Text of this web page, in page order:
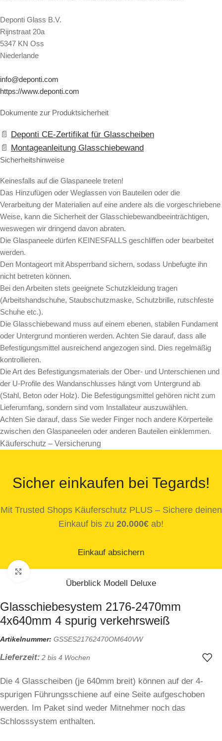
Zum Vergrößern klicken
Deponti Glass B.V.
Rijnstraat 20a
5347 KN Oss
Niederlande
info@deponti.com
https://www.deponti.com
Dokumente zur Produktsicherheit
Deponti CE-Zertifikat für Glasscheiben
Montageanleitung Glasschiebewand
Sicherheitshinweise
Keinesfalls auf die Glaspaneele treten!
Das Hinzufügen oder Weglassen von Bauteilen oder die
Verarbeitung der Materialien auf eine andere als die vorgeschriebene
Weise, kann die Sicherheit der Glasschiebewandbeeinträchtigen,
weswegen wir dringend davon abraten.
Die Glaspaneele dürfen KEINESFALLS geschliffen oder bearbeitet
werden.
Den Montageort mit Absperrband sichern, sodass Unbefugte ihn
nicht betreten können.
Bei den Arbeiten stets geeignete Schutzkleidung tragen
(Arbeitshandschuhe, Staubschutzmaske, Schutzbrille, rutschfeste
Schuhe etc.).
Die Glasschiebewand muss auf einem ebenen, stabilen Fundament
oder Untergrund montieren werden. Achten Sie darauf, dass alle
Befestigungsmittel ausreichend angezogen sind. Dies regelmäßig
kontrollieren.
Die Art des Befestigungsmaterials der Ober- und Unterschienen und
der U-Profile des Wandanschlusses hängt vom Untergrund ab
(Stahl, Beton oder Holz). Die Befestigungsmittel gehören nicht zum
Lieferumfang, sondern sind vom Installateur auszuwählen.
Achten Sie darauf, dass Sie weder Finger noch andere Körperteile
zwischen den Glaspaneelen oder anderen Bauteilen einklemmen.
Käuferschutz – Versicherung
Sicher einkaufen bei Tegards!
Mit Trusted Shops Käuferschutz PLUS – Sichere deinen
Einkauf bis zu 20.000€ ab!
Einkauf absichern
Überblick Modell Deluxe
Glasschiebesystem 2176-2470mm
4x640mm 4 spurig verkehrsweiß
Artikelnummer: GSSES21762470OM640VW
Lieferzeit: 2 bis 4 Wochen
Die 4 Glasscheiben (je 640mm breit) können auf der 4-
spurigen Führungsschiene auf eine Seite aufgeschoben
werden. Im Paket sind weder Mitnehmer noch das
Schlosssystem enthalten.